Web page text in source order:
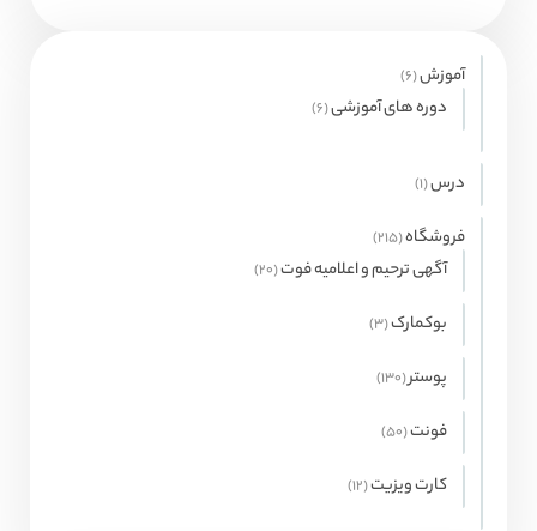
آموزش 6
6
محصول
دوره های آموزشی 6
6
درس 1
1
فروشگاه 215
215
محصول
آگهی ترحیم و اعلامیه فوت 20
20
بوکمارک 3
3
پوستر 130
130
فونت 50
50
کارت ویزیت 12
12